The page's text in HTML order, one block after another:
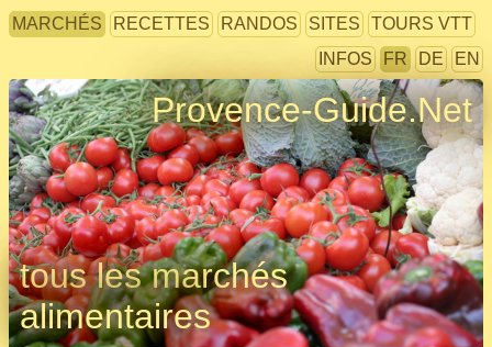
MARCHÉS RECETTES RANDOS SITES
TOURS VTT
INFOS
FR DE EN
Provence-Guide.Net
tous les marchés
alimentaires